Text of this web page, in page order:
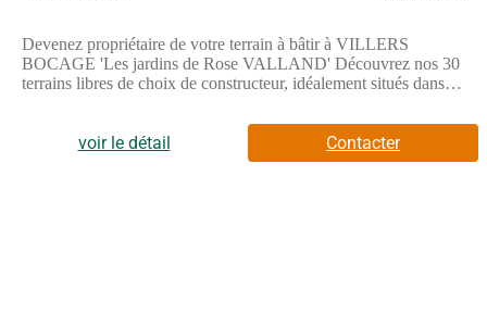
Devenez propriétaire de votre terrain à bâtir à VILLERS
BOCAGE 'Les jardins de Rose VALLAND' Découvrez nos 30
terrains libres de choix de constructeur, idéalement situés dans
commerces, écoles et services et à seulement 25 min de
CAENTerrains à partir de 57 900 Faites construire vote maison
dans un cadre de vie familial, apaisé et favorable au bien-vivre
voir le détail Contacter